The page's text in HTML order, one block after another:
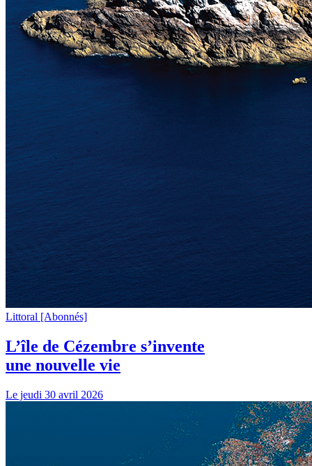
Littoral [Abonnés]
L’île de Cézembre s’invente
une nouvelle vie
Le jeudi 30 avril 2026